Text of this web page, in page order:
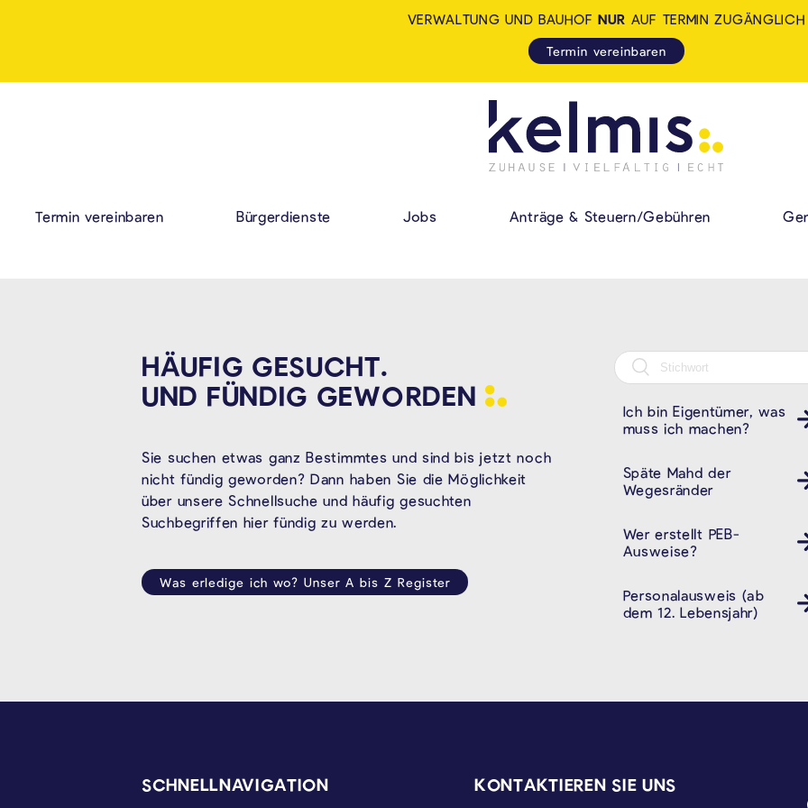
KELMIS - LA
HAUPMENÜ
Termin vereinbaren Bürgerdienste Jobs Anträge & Steuern/Gebühren
VERWALTUNG UND BAUHOF NUR AUF TERMIN ZUGÄNGLICH
Termin vereinbaren
HÄUFIG GESUCHT.
UND FÜNDIG GEWORDEN
Sie suchen etwas ganz Bestimmtes und sind bis jetzt noch
nicht fündig geworden? Dann haben Sie die Möglichkeit
über unsere Schnellsuche und häufig gesuchten
Suchbegriffen hier fündig zu werden.
Was erledige ich wo? Unser A bis Z Register
Ich bin Eigentümer, was
muss ich machen?
Späte Mahd der
Wegesränder
Wer erstellt PEB-
Ausweise?
Personalausweis (ab
dem 12. Lebensjahr)
Pass ID Ausweis
SCHNELLNAVIGATION KONTAKTIEREN SIE UNS